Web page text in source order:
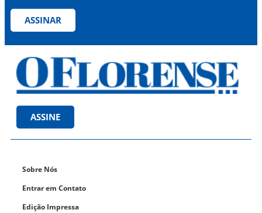
ASSINAR
ASSINE
Sobre Nós
Entrar em Contato
Edição Impressa